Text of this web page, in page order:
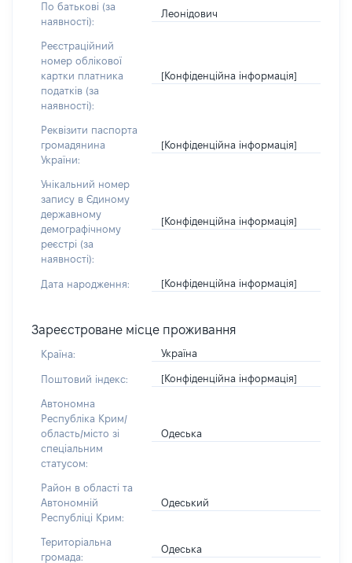
По батькові (за
наявності):
Леонідович
Реєстраційний
номер облікової
картки платника
податків (за
наявності):
[Конфіденційна інформація]
Реквізити паспорта
громадянина
України:
[Конфіденційна інформація]
Унікальний номер
запису в Єдиному
державному
демографічному
реєстрі (за
наявності):
[Конфіденційна інформація]
Дата народження: [Конфіденційна інформація]
Зареєстроване місце проживання
Країна: Україна
Поштовий індекс: [Конфіденційна інформація]
Автономна
Республіка Крим/
область/місто зі
спеціальним
статусом:
Одеська
Район в області та
Автономній
Республіці Крим:
Одеський
Територіальна
громада:
Одеська